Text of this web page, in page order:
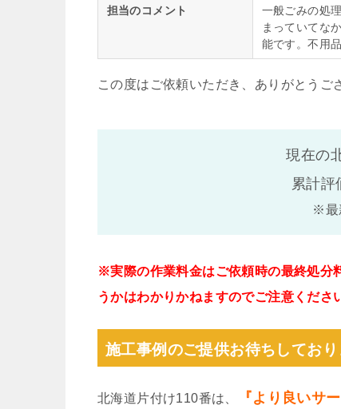
担当のコメント
一般ごみの処
まっていてな
能です。不用
この度はご依頼いただき、ありがとうご
現在の
累計評
※最
※実際の作業料金はご依頼時の最終処分
うかはわかりかねますのでご注意くださ
施工事例のご提供お待ちしており
北海道片付け110番は、 『より良いサ